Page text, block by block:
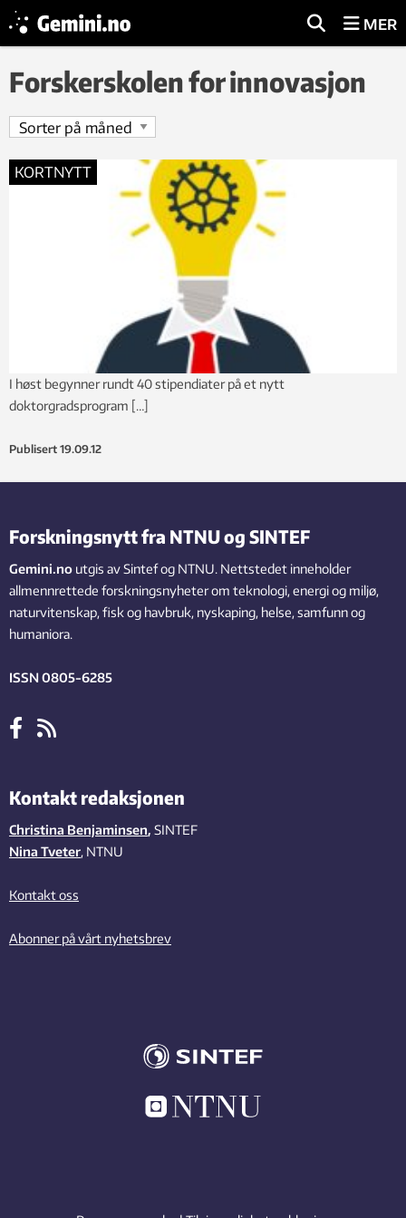
MER
Forskerskolen for innovasjon
KORTNYTT
I høst begynner rundt 40 stipendiater på et nytt
doktorgradsprogram […]
Publisert 19.09.12
Forskningsnytt fra NTNU og SINTEF
Gemini.no utgis av Sintef og NTNU. Nettstedet inneholder
allmennrettede forskningsnyheter om teknologi, energi og miljø,
naturvitenskap, fisk og havbruk, nyskaping, helse, samfunn og
humaniora.
ISSN 0805-6285
Kontakt redaksjonen
Christina Benjaminsen, SINTEF
Nina Tveter, NTNU
Kontakt oss
Abonner på vårt nyhetsbrev